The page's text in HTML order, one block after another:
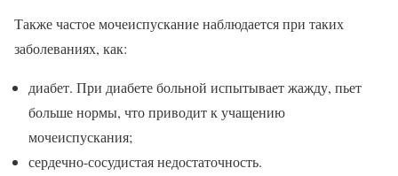
Также частое мочеиспускание наблюдается при таких
заболеваниях, как:
диабет. При диабете больной испытывает жажду, пьет
больше нормы, что приводит к учащению
мочеиспускания;
сердечно-сосудистая недостаточность.